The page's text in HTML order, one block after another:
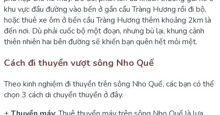
khu vực đầu đường vào bến ở gần cầu Tràng Hương rồi đi bộ,
hoặc thuê xe ôm ở bến cầu Tràng Hương thêm khoảng 2km là
đến nơi. Dù phải cuốc bộ một đoạn, nhưng bù lại, khung cảnh
thiên nhiên hai bên đường sẽ khiến bạn quên hết mỏi mệt.
Cách đi thuyền vượt sông Nho Quế
Theo kinh nghiệm đi thuyền trên sông Nho Quế, các bạn có thể
chọn 3 cách di chuyển thuyền ở đây.